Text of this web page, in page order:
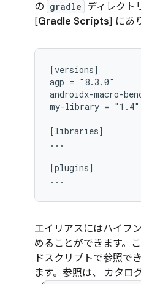
の gradle ディレクト
[Gradle Scripts] にあ
[versions]
agp = "8.3.0"
androidx-macro-
my-library = "1.4"
[libraries]
...
[plugins]
エイリアスにはハイフ
めることができます。
ドスクリプトで参照で
ます。参照は、 カタロ